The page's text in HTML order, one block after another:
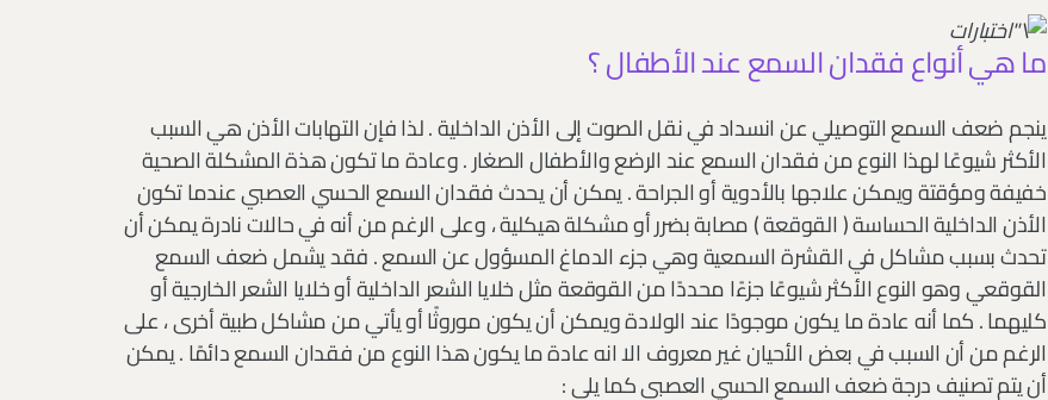
ما هي أنواع فقدان السمع عند الأطفال ؟
ينجم ضعف السمع التوصيلي عن انسداد في نقل الصوت إلى الأذن الداخلية . لذا فإن التهابات الأذن هي السبب
الأكثر شيوعًا لهذا النوع من فقدان السمع عند الرضع والأطفال الصغار . وعادة ما تكون هذة المشكلة الصحية
خفيفة ومؤقتة ويمكن علاجها بالأدوية أو الجراحة . يمكن أن يحدث فقدان السمع الحسي العصبي عندما تكون
الأذن الداخلية الحساسة ( القوقعة ) مصابة بضرر أو مشكلة هيكلية ، وعلى الرغم من أنه في حالات نادرة يمكن أن
تحدث بسبب مشاكل في القشرة السمعية وهي جزء الدماغ المسؤول عن السمع . فقد يشمل ضعف السمع
القوقعي وهو النوع الأكثر شيوعًا جزءًا محددًا من القوقعة مثل خلايا الشعر الداخلية أو خلايا الشعر الخارجية أو
كليهما . كما أنه عادة ما يكون موجودًا عند الولادة ويمكن أن يكون موروثًا أو يأتي من مشاكل طبية أخرى ، على
الرغم من أن السبب في بعض الأحيان غير معروف الا انه عادة ما يكون هذا النوع من فقدان السمع دائمًا . يمكن
أن يتم تصنيف درجة ضعف السمع الحسي العصبي كما يلي :